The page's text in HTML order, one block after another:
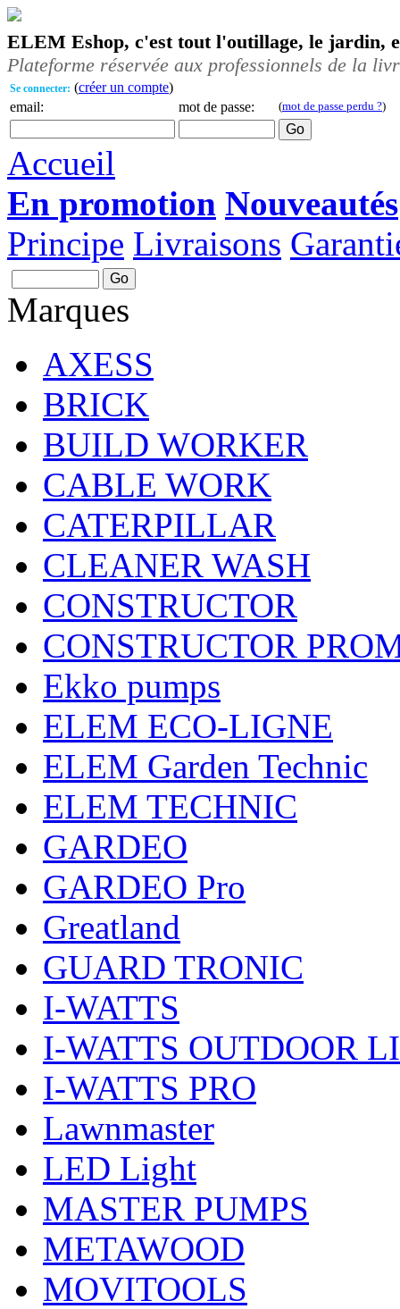
ELEM Eshop, c'est tout l'outillage, le jardin,
Plateforme réservée aux professionnels de la
Se connecter: (créer un compte)
email:
mot de passe: (mot de passe perdu ?)
Accueil
En promotion Nouveautés
Principe Livraisons
Marques
AXESS
BRICK
BUILD WORKER
CABLE WORK
CATERPILLAR
CLEANER WASH
CONSTRUCTOR
CONSTRUCTOR
Ekko pumps
ELEM ECO-LIGNE
ELEM Garden Technic
ELEM TECHNIC
GARDEO
GARDEO Pro
Greatland
GUARD TRONIC
I-WATTS
I-WATTS OUTDOOR
I-WATTS PRO
Lawnmaster
LED Light
MASTER PUMPS
METAWOOD
MOVITOOLS